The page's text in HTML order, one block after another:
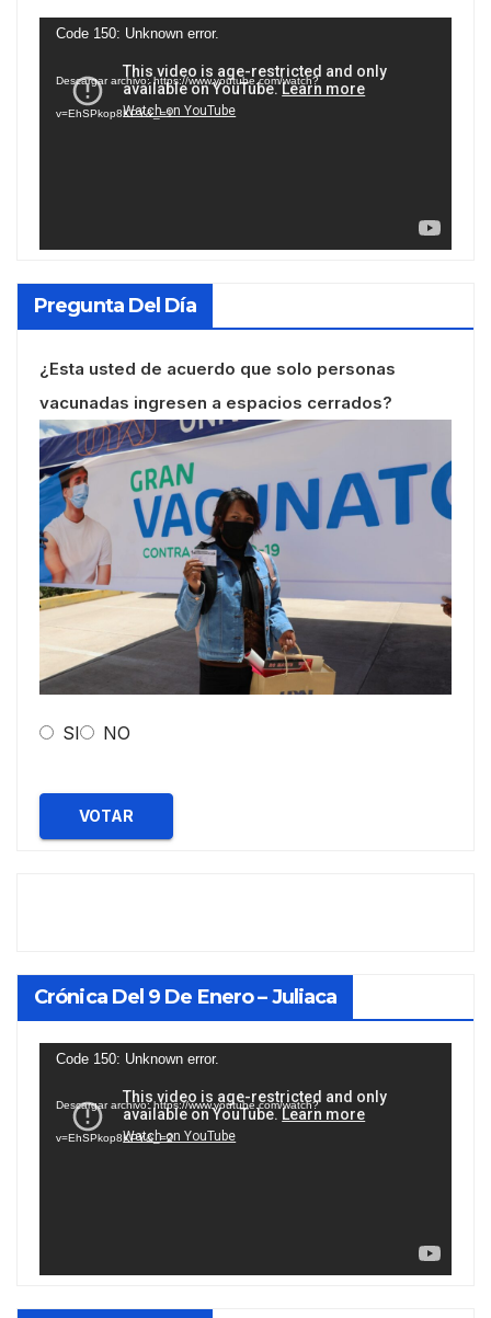
Reproductor
vídeo
Code 150: Unknown error.
Descargar archivo: https://www.youtube.com/watch?
v=EhSPkop8KPY&_=1
Pregunta Del Día
¿Esta usted de acuerdo que solo personas
vacunadas ingresen a espacios cerrados?
SI NO
VOTAR
Crónica Del 9 De Enero – Juliaca
Reproductor
vídeo
Code 150: Unknown error.
Descargar archivo: https://www.youtube.com/watch?
v=EhSPkop8KPY&_=2